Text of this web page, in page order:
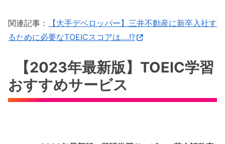
関連記事：
【大手デベロッパー】三井不動産に新卒入社す
るために必要なTOEICスコアは….!?
【2023年最新版】TOEIC学習
おすすめサービス